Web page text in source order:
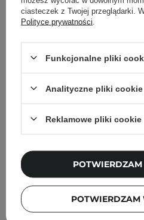
PROMOCJA
Nine Less - A-Control
Kwasem
ciasteczek z Twojej przeglądarki.
Polityce prywatności
Funkcjonalne pliki
Analityczne pliki cookie
Reklamowe pliki cookie
POTWIERDZAM
POTWIERDZAM